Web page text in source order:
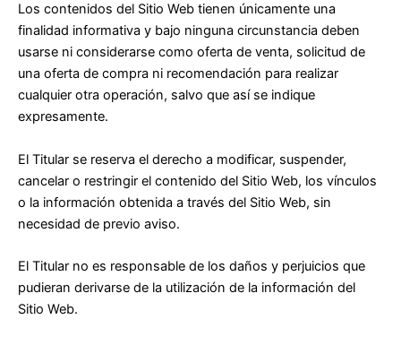
Los contenidos del Sitio Web tienen únicamente una
finalidad informativa y bajo ninguna circunstancia deben
usarse ni considerarse como oferta de venta, solicitud de
una oferta de compra ni recomendación para realizar
cualquier otra operación, salvo que así se indique
expresamente.
El Titular se reserva el derecho a modificar, suspender,
cancelar o restringir el contenido del Sitio Web, los vínculos
o la información obtenida a través del Sitio Web, sin
necesidad de previo aviso.
El Titular no es responsable de los daños y perjuicios que
pudieran derivarse de la utilización de la información del
Sitio Web.